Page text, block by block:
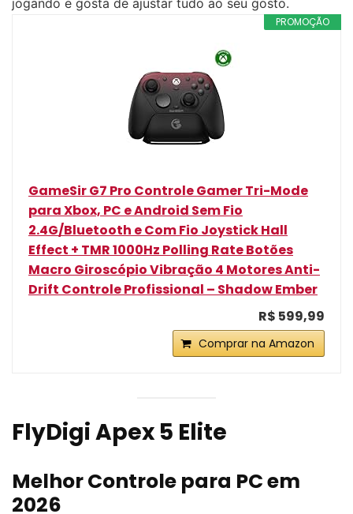
jogando e gosta de ajustar tudo ao seu gosto.
PROMOÇÃO
GameSir G7 Pro Controle Gamer Tri-Mode
para Xbox, PC e Android Sem Fio
2.4G/Bluetooth e Com Fio Joystick Hall
Effect + TMR 1000Hz Polling Rate Botões
Macro Giroscópio Vibração 4 Motores Anti-
Drift Controle Profissional – Shadow Ember
R$ 599,99
Comprar na Amazon
FlyDigi Apex 5 Elite
Melhor Controle para PC em
2026